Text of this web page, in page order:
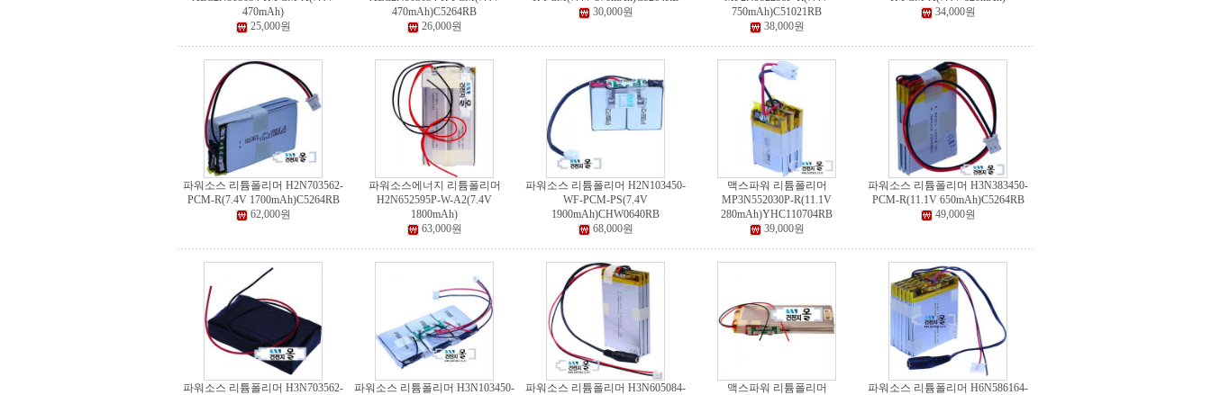
470mAh)
25,000원
470mAh)C5264RB
26,000원
30,000원
750mAh)C51021RB
38,000원
34,000원
파워소스 리튬폴리머 H2N703562-
PCM-R(7.4V 1700mAh)C5264RB
62,000원
파워소스에너지 리튬폴리머
H2N652595P-W-A2(7.4V
1800mAh)
63,000원
파워소스 리튬폴리머 H2N103450-
WF-PCM-PS(7.4V
1900mAh)CHW0640RB
68,000원
맥스파워 리튬폴리머
MP3N552030P-R(11.1V
280mAh)YHC110704RB
39,000원
파워소스 리튬폴리머 H3N383450-
PCM-R(11.1V 650mAh)C5264RB
49,000원
파워소스 리튬폴리머 H3N703562-
파워소스 리튬폴리머 H3N103450-
파워소스 리튬폴리머 H3N605084-
맥스파워 리튬폴리머
파워소스 리튬폴리머 H6N586164-